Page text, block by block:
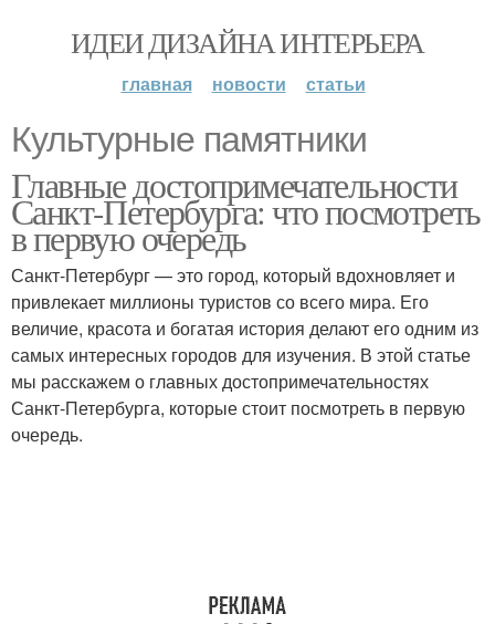
ИДЕИ ДИЗАЙНА ИНТЕРЬЕРА
главная новости статьи
Культурные памятники
Главные достопримечательности
Санкт-Петербурга: что посмотреть
в первую очередь
Санкт-Петербург — это город, который вдохновляет и
привлекает миллионы туристов со всего мира. Его
величие, красота и богатая история делают его одним из
самых интересных городов для изучения. В этой статье
мы расскажем о главных достопримечательностях
Санкт-Петербурга, которые стоит посмотреть в первую
очередь.